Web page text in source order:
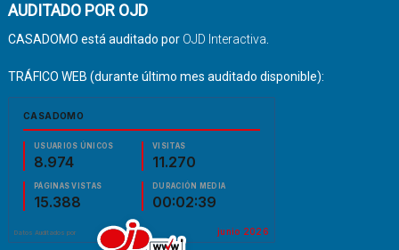
AUDITADO POR OJD
CASADOMO está auditado por OJD Interactiva.
TRÁFICO WEB (durante último mes auditado disponible):